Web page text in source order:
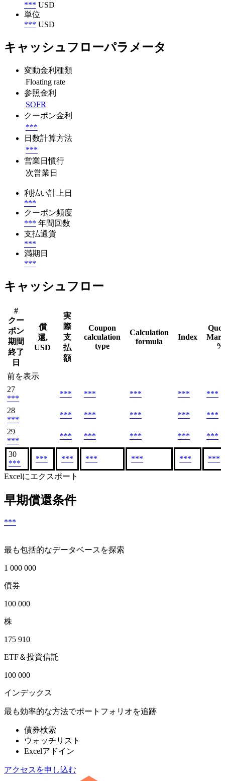
*** USD
単位
*** USD
キャッシュフローパラメータ
変動金利種類
Floating rate
参照金利
SOFR
クーポン金利
***
日数計算方法
***
営業日慣行
次営業日
利払い計上日
***
クーポン頻度
*** 年間回数
支払通貨
***
満期日
***
キャッシュフロー
#
クー
ポン
期間
終了
日
償
還,
USD
実
際
支
払
額
Coupon
calculation
type
Calculation
formula
Index
%
前を表示
27
***
*** *** *** ***
***
28
***
*** *** *** ***
***
29
***
*** *** *** *** ***
30
***
*** *** *** *** *** ***
Excelにエクスポート
早期償還条件
***
最も包括的なデータベースを探索
1 000 000
債券
100 000
株
175 910
ETF＆投資信託
100 000
インデックス
最も効率的な方法でポートフォリオを追跡
債券検索
ウォッチリスト
Excelアドイン
アクセスを申し込む